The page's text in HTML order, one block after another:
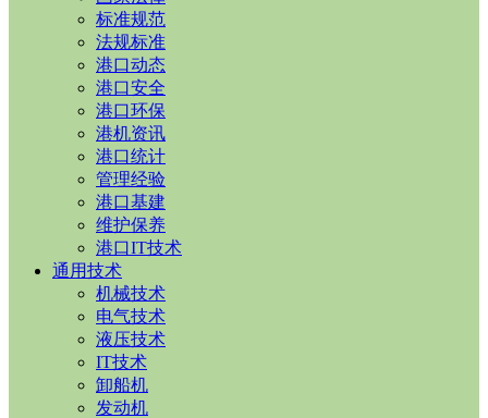
标准规范
法规标准
港口动态
港口安全
港口环保
港机资讯
港口统计
管理经验
港口基建
维护保养
港口IT技术
通用技术
机械技术
电气技术
液压技术
IT技术
卸船机
发动机